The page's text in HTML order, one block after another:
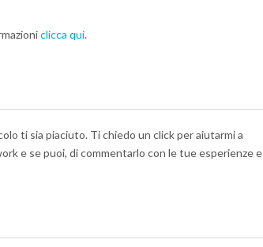
clicca qui.
ti sia piaciuto. Ti chiedo un click per aiutarmi a
e se puoi, di commentarlo con le tue esperienze e